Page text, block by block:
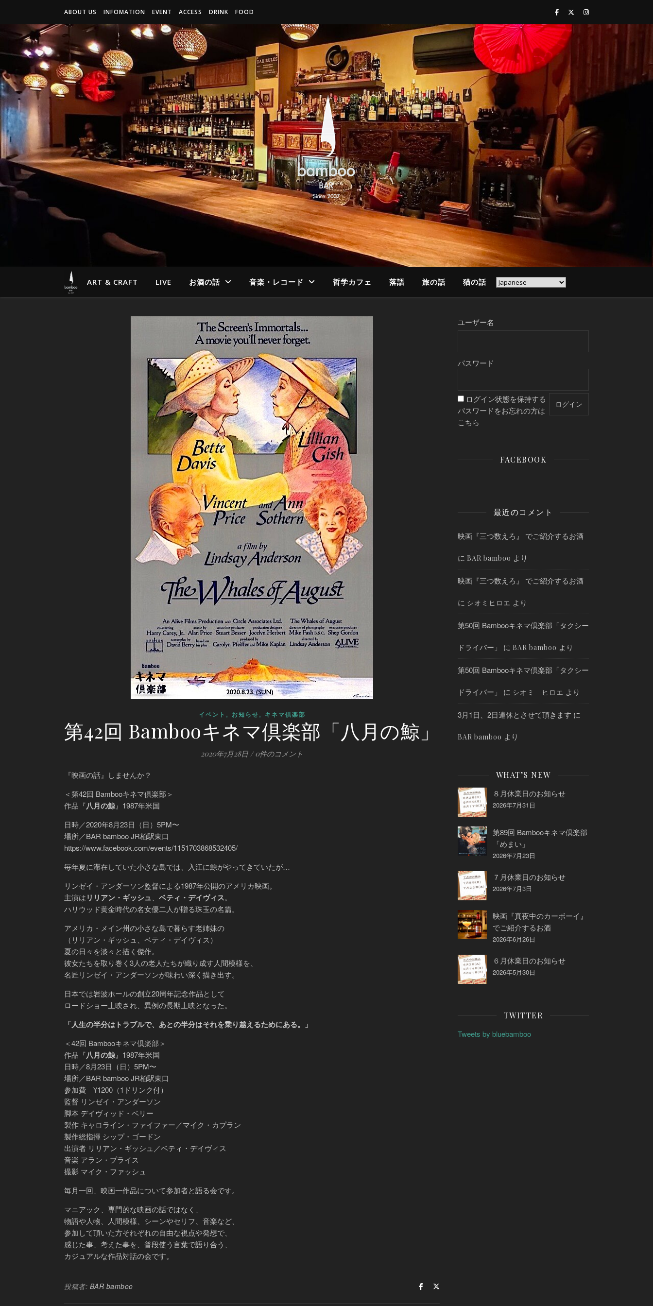
ABOUT US INFOMATION EVENT ACCESS DRINK FOOD
ART & CRAFT LIVE お酒の話 音楽・レコード 哲学カフェ 落語 旅の話 猫の話
イベント , お知らせ, キネマ倶楽部
第42回 Bambooキネマ倶楽部「八月の鯨」
2020年7月28日 / 0件のコメント
『映画の話』しませんか？
＜第42回 Bambooキネマ倶楽部＞
作品『八月の鯨』1987年米国
日時／2020年8月23日（日）5PM〜
場所／BAR bamboo JR柏駅東口
https://www.facebook.com/events/1151703868532405/
毎年夏に滞在していた小さな島では、入江に鯨がやってきていたが…
リンゼイ・アンダーソン監督による1987年公開のアメリカ映画。
主演はリリアン・ギッシュ ベティ・デイヴィス。
ハリウッド黄金時代の名女優二人が贈る珠玉の名篇。
アメリカ・メイン州の小さな島で暮らす老姉妹の
（リリアン・ギッシュ、ベティ・デイヴィス）
夏の日々を淡々と描く傑作。
彼女たちを取り巻く3人の老人たちが織り成す人間模様を、
名匠リンゼイ・アンダーソンが味わい深く描き出す。
日本では岩波ホールの創立20周年記念作品として
ロードショー上映され、異例の長期上映となった。
「人生の半分はトラブルで、あとの半分はそれを乗り越えるためにある。」
＜42回 Bambooキネマ倶楽部＞
作品『八月の鯨』1987年米国
日時／8月23日（日）5PM〜
場所／BAR bamboo JR柏駅東口
参加費 ¥1200（1ドリンク付）
監督 リンゼイ・アンダーソン
脚本 デイヴィッド・ベリー
製作 キャロライン・ファイファー／マイク・カプラン
製作総指揮 シップ・ゴードン
出演者 リリアン・ギッシュ／ベティ・デイヴィス
音楽 アラン・プライス
撮影 マイク・ファッシュ
毎月一回、映画一作品について参加者と語る会です。
マニアック、専門的な映画の話ではなく、
物語や人物、人間模様、シーンやセリフ、音楽など、
参加して頂いた方それぞれの自由な視点や発想で、
感じた事、考えた事を、普段使う言葉で語り合う、
カジュアルな作品対話の会です。
投稿者: BAR bamboo
ユーザー名
パスワード
ログイン状態を保持する
パスワードをお忘れの方は
こちら
FACEBOOK
最近のコメント
映画『三つ数えろ』 でご紹介するお酒
に BAR bamboo より
映画『三つ数えろ』 でご紹介するお酒
に シオミヒロエ より
第50回 Bambooキネマ倶楽部「タクシー
ドライバー」 に BAR bamboo より
第50回 Bambooキネマ倶楽部「タクシー
ドライバー」 に シオミ ヒロエ より
3月1日、2日連休とさせて頂きます に
BAR bamboo より
WHAT’S NEW
８月休業日のお知らせ
2026年7月31日
第89回 Bambooキネマ倶楽部
「めまい」
2026年7月23日
７月休業日のお知らせ
2026年7月3日
映画『真夜中のカーボーイ』
でご紹介するお酒
2026年6月26日
６月休業日のお知らせ
2026年5月30日
TWITTER
Tweets by bluebamboo